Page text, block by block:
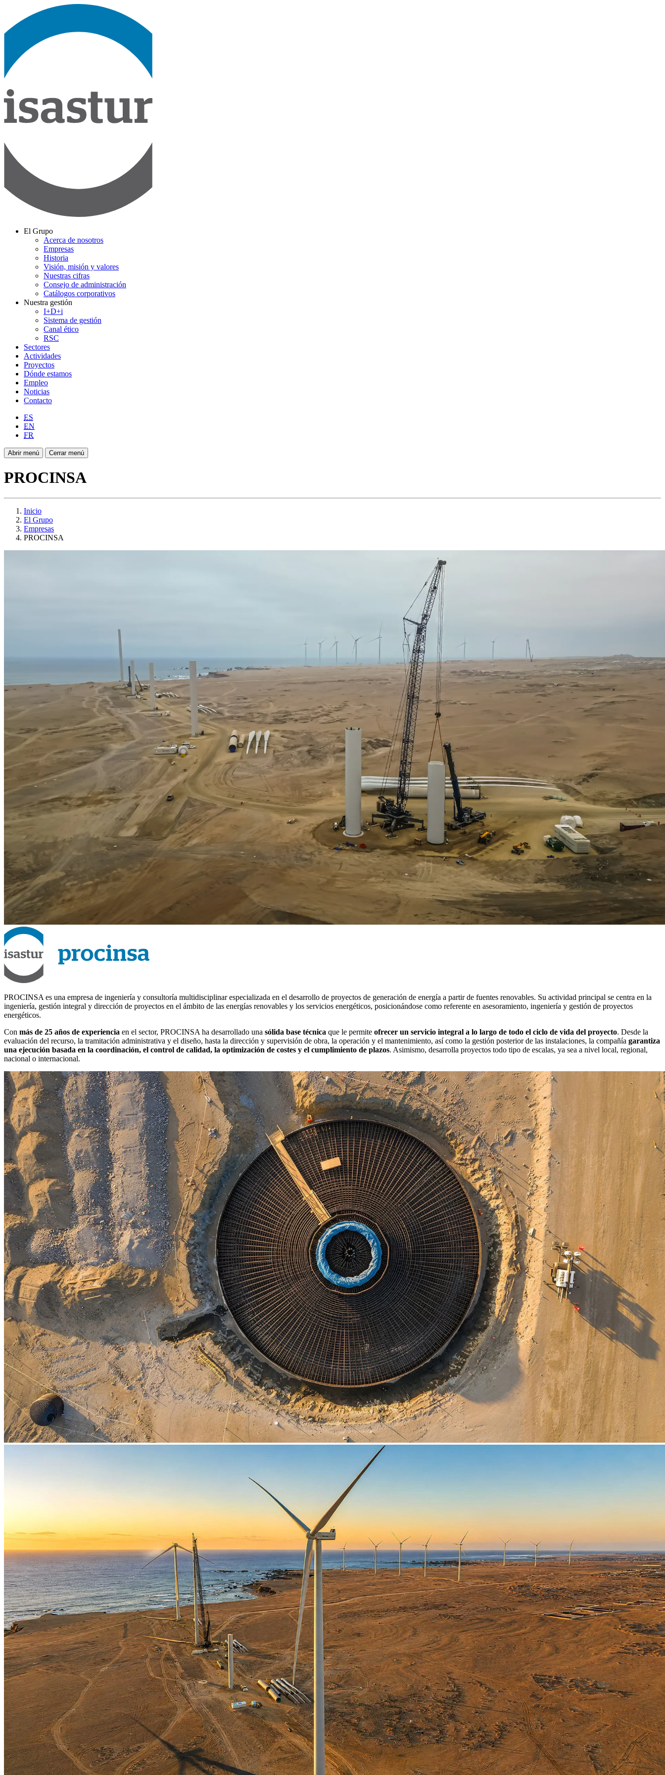
El Grupo
Acerca de nosotros
Empresas
Historia
Visión, misión y valores
Nuestras cifras
Consejo de administración
Catálogos corporativos
Nuestra gestión
I+D+i
Sistema de gestión
Canal ético
RSC
Sectores
Actividades
Proyectos
Dónde estamos
Empleo
Noticias
Contacto
ES
EN
FR
Abrir menú Cerrar menú
PROCINSA
Inicio
El Grupo
Empresas
PROCINSA
PROCINSA es una empresa de ingeniería y consultoría multidisciplinar especializada en el desarrollo de proyectos de generación de energía a partir de fuentes renovables. Su actividad principal se centra en la
ingeniería, gestión integral y dirección de proyectos en el ámbito de las energías renovables y los servicios energéticos, posicionándose como referente en asesoramiento, ingeniería y gestión de proyectos
energéticos.
Con más de 25 años de experiencia en el sector, PROCINSA ha desarrollado una sólida base técnica que le permite ofrecer un servicio integral a lo largo de todo el ciclo de vida del proyecto. Desde la
evaluación del recurso, la tramitación administrativa y el diseño, hasta la dirección y supervisión de obra, la operación y el mantenimiento, así como la gestión posterior de las instalaciones, la compañía garantiza
una ejecución basada en la coordinación, el control de calidad, la optimización de costes y el cumplimiento de plazos. Asimismo, desarrolla proyectos todo tipo de escalas, ya sea a nivel local, regional,
nacional o internacional.